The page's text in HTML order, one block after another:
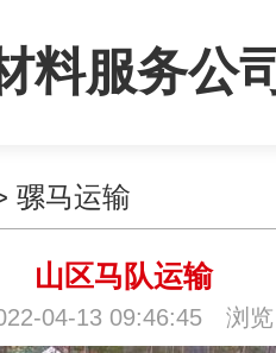
料服务公
骡马运输
山区马队运输
04-13 09:46:45 浏览